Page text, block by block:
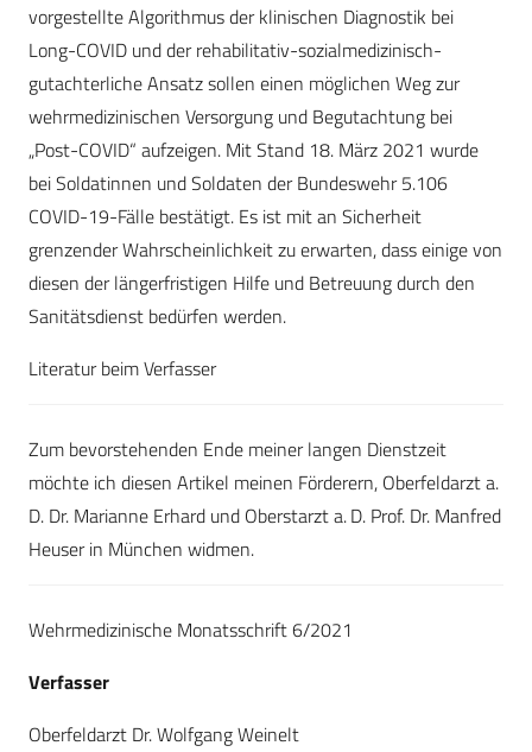
vorgestellte Algorithmus der klinischen Diagnostik bei
Long-COVID und der rehabilitativ-sozialmedizinisch-
gutachterliche Ansatz sollen einen möglichen Weg zur
wehrmedizinischen Versorgung und Begutachtung bei
„Post-COVID“ aufzeigen. Mit Stand 18. März 2021 wurde
bei Soldatinnen und Soldaten der Bundeswehr 5.106
COVID-19-Fälle bestätigt. Es ist mit an Sicherheit
grenzender Wahrscheinlichkeit zu erwarten, dass einige von
diesen der längerfristigen Hilfe und Betreuung durch den
Sanitätsdienst bedürfen werden.
Literatur beim Verfasser
Zum bevorstehenden Ende meiner langen Dienstzeit
möchte ich diesen Artikel meinen Förderern, Oberfeldarzt a.
D. Dr. Marianne Erhard und Oberstarzt a. D. Prof. Dr. Manfred
Heuser in München widmen.
Wehrmedizinische Monatsschrift 6/2021
Verfasser
Oberfeldarzt Dr. Wolfgang Weinelt